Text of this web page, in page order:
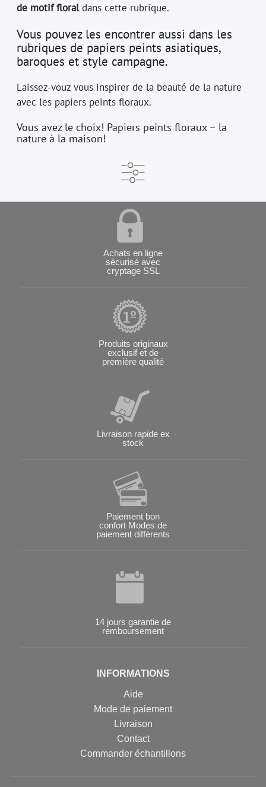
de motif floraldans cette rubrique.
Vous pouvez les encontrer aussi dans les
rubriques de papiers peints asiatiques,
baroques et style campagne.
Laissez-vouz vous inspirer de la beauté de la nature
avec les papiers peints floraux.
Vous avez le choix! Papiers peints floraux – la
nature à la maison!
Achats en ligne
sécurisé avec
cryptage SSL
Produits originaux
exclusif et de
première qualité
Livraison rapide ex
stock
Paiement bon
confort Modes de
paiement différents
14 jours garantie de
remboursement
INFORMATIONS
Aide
Mode de paiement
Livraison
Contact
Commander échantillons